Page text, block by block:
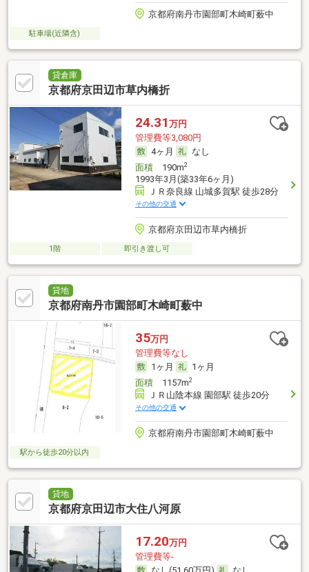
京都府南丹市園部町木崎町薮中
駐車場(近隣含)
貸倉庫
京都府京田辺市草内橋折
24.31 万円
管理費等3,080円
4ヶ月
なし
面積190m2
1993年3月(築33年6ヶ月)
ＪＲ奈良線 山城多賀駅 徒歩28分
その他の交通
京都府京田辺市草内橋折
1階 即引き渡し可
貸地
京都府南丹市園部町木崎町薮中
35万円
管理費等なし
1ヶ月
1ヶ月
面積1157m2
ＪＲ山陰本線 園部駅 徒歩20分
その他の交通
京都府南丹市園部町木崎町薮中
駅から徒歩20分以内
貸地
京都府京田辺市大住八河原
17.20万円
管理費等-